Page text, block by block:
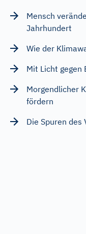
Mensch
Jahrhundert
Wie der
Mit Licht gegen
Morgendlicher
fördern
Die Spuren des